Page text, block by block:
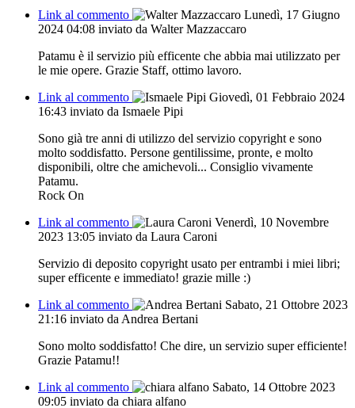
Link al commento
Lunedì, 17 Giugno
2024 04:08 inviato da Walter Mazzaccaro
Patamu è il servizio più efficente che abbia mai utilizzato per
le mie opere. Grazie Staff, ottimo lavoro.
Link al commento
Giovedì, 01 Febbraio 2024
16:43 inviato da Ismaele Pipi
Sono già tre anni di utilizzo del servizio copyright e sono
molto soddisfatto. Persone gentilissime, pronte, e molto
disponibili, oltre che amichevoli... Consiglio vivamente
Patamu.
Rock On
Link al commento
Venerdì, 10 Novembre
2023 13:05 inviato da Laura Caroni
Servizio di deposito copyright usato per entrambi i miei libri;
super efficente e immediato! grazie mille :)
Link al commento
Sabato, 21 Ottobre 2023
21:16 inviato da Andrea Bertani
Sono molto soddisfatto! Che dire, un servizio super efficiente!
Grazie Patamu!!
Link al commento
Sabato, 14 Ottobre 2023
09:05 inviato da chiara alfano